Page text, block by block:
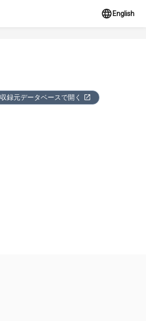
English
収録元データベースで開く